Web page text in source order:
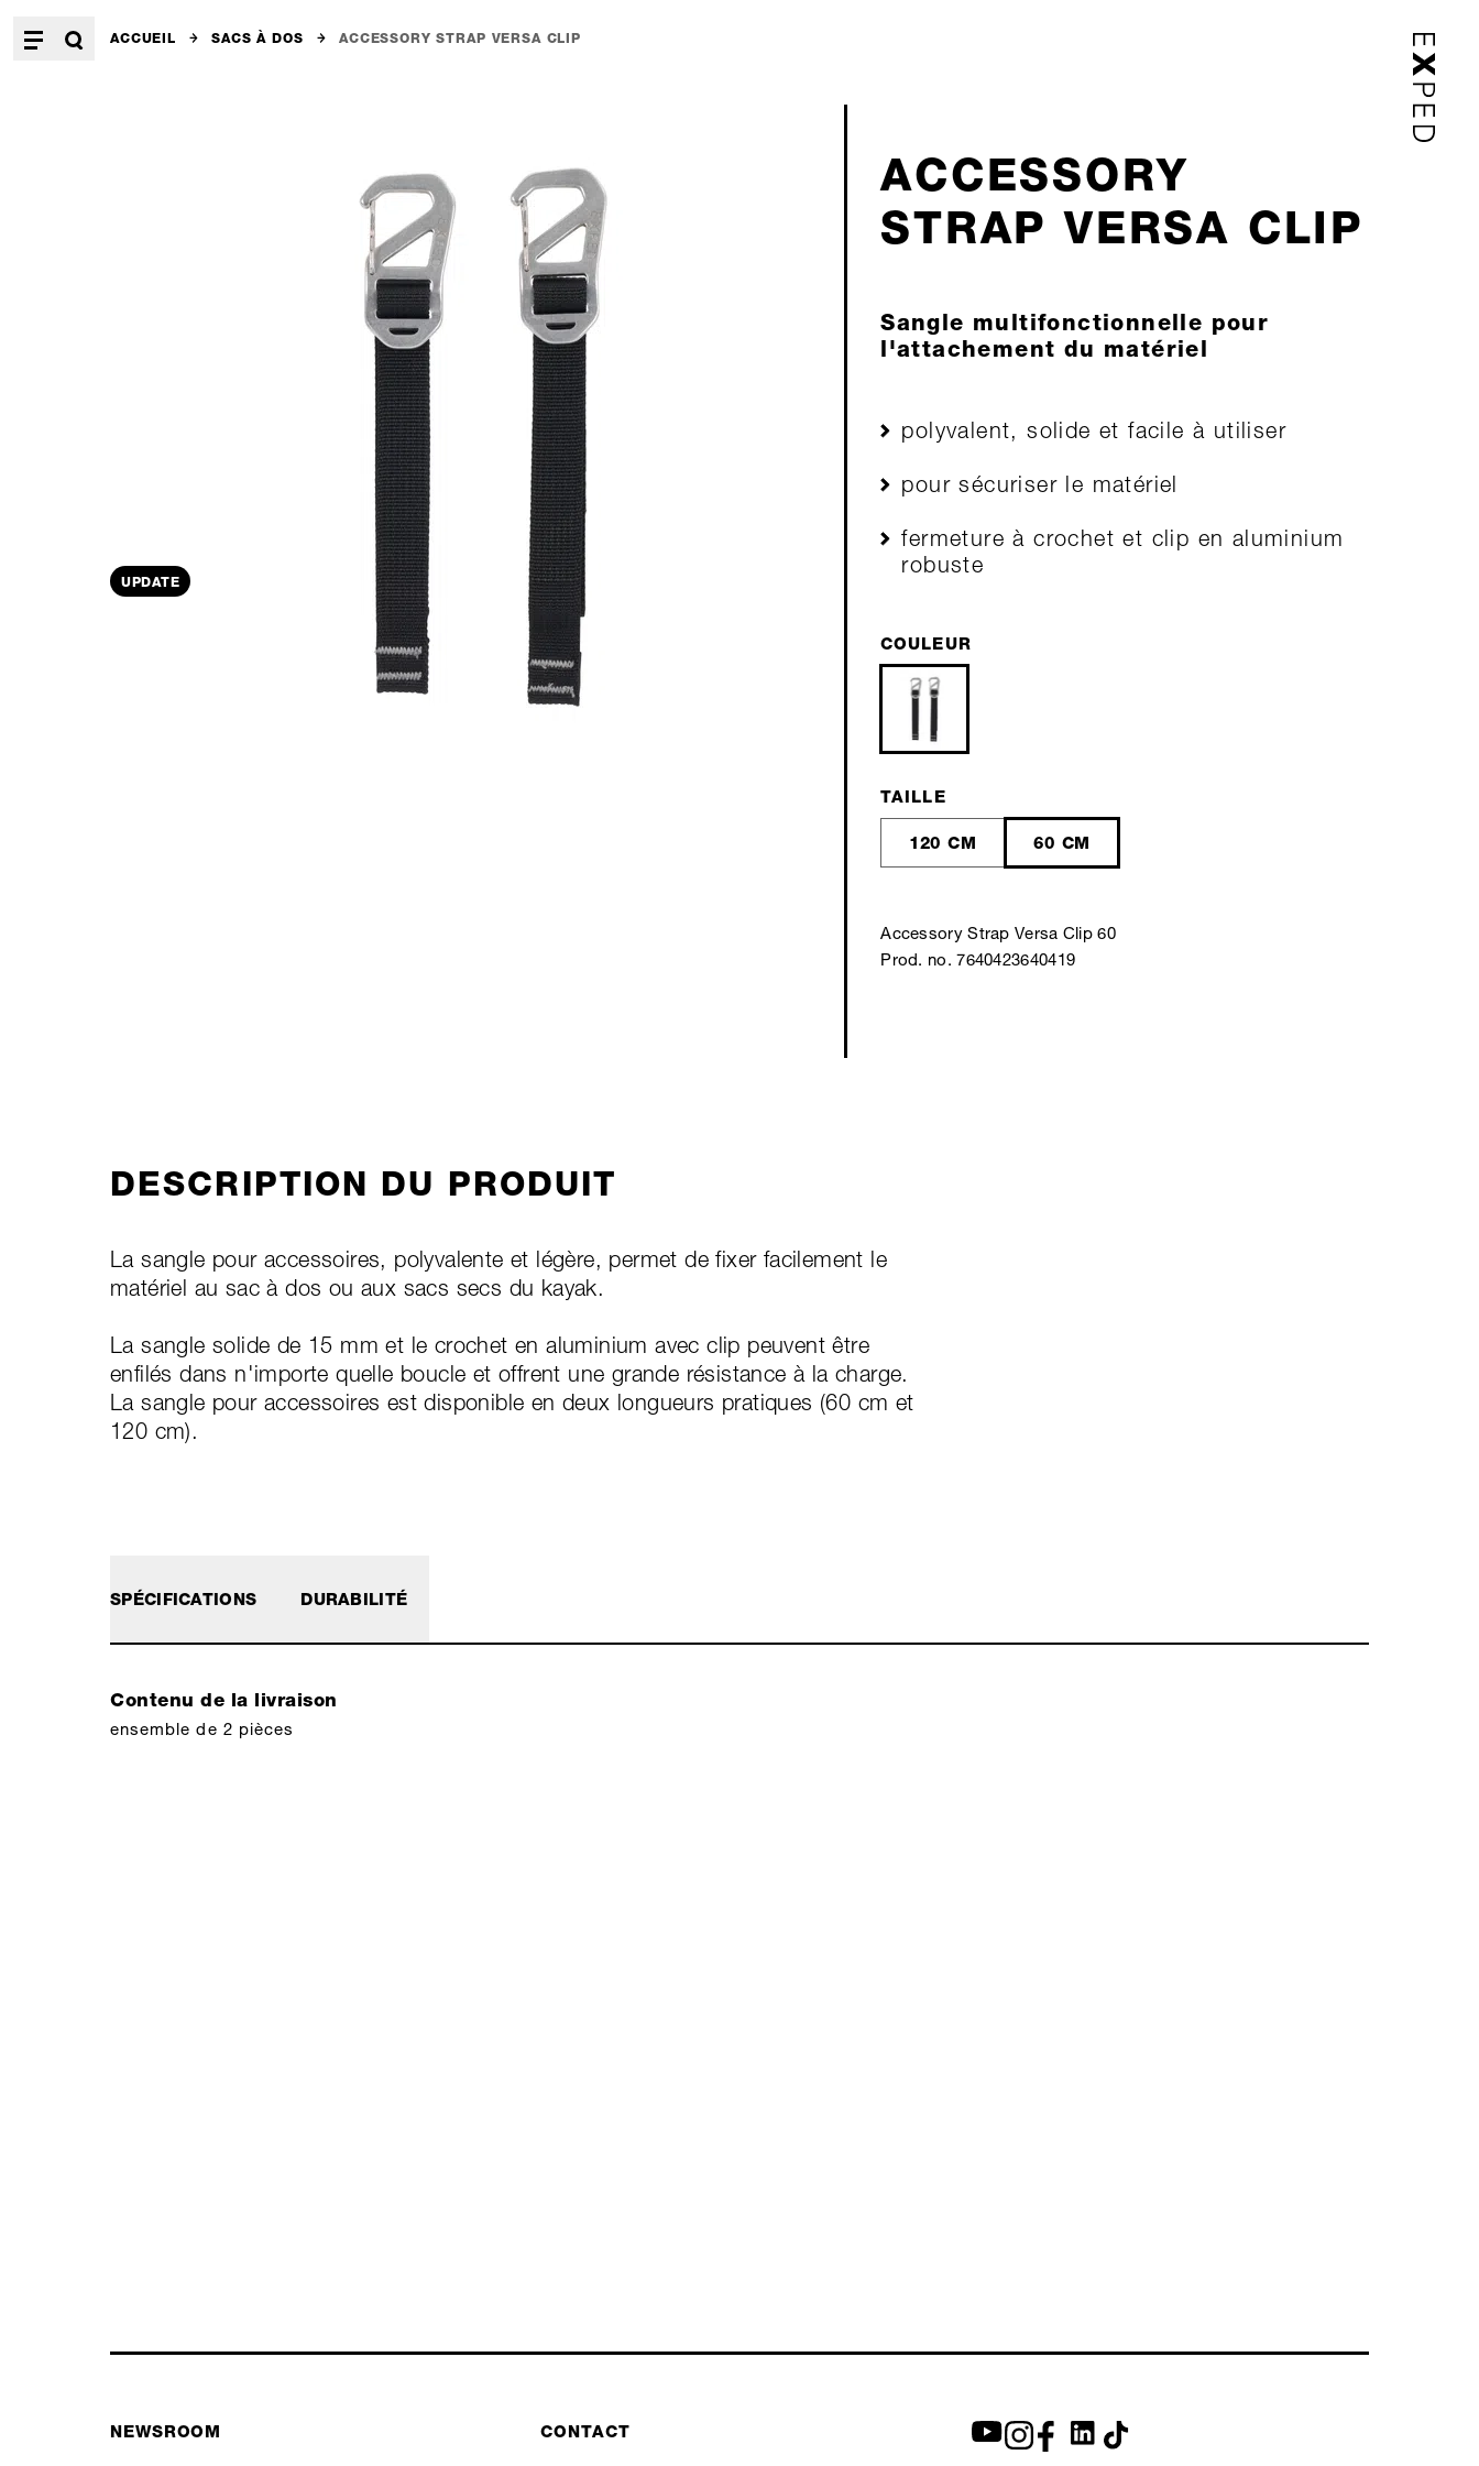
ACCUEIL SACS À DOS ACCESSORY STRAP VERSA CLIP
UPDATE
ACCESSORY
STRAP VERSA CLIP
Sangle multifonctionnelle pour
l'attachement du matériel
polyvalent, solide et facile à utiliser
pour sécuriser le matériel
fermeture à crochet et clip en aluminium
robuste
COULEUR
TAILLE
120 CM 60 CM
Accessory Strap Versa Clip 60
Prod. no. 7640423640419
DESCRIPTION DU PRODUIT
La sangle pour accessoires, polyvalente et légère, permet de fixer facilement le
matériel au sac à dos ou aux sacs secs du kayak.
La sangle solide de 15 mm et le crochet en aluminium avec clip peuvent être
enfilés dans n'importe quelle boucle et offrent une grande résistance à la charge.
La sangle pour accessoires est disponible en deux longueurs pratiques (60 cm et
120 cm).
SPÉCIFICATIONS
Contenu de la livraison
ensemble de 2 pièces
DURABILITÉ
NEWSROOM CONTACT